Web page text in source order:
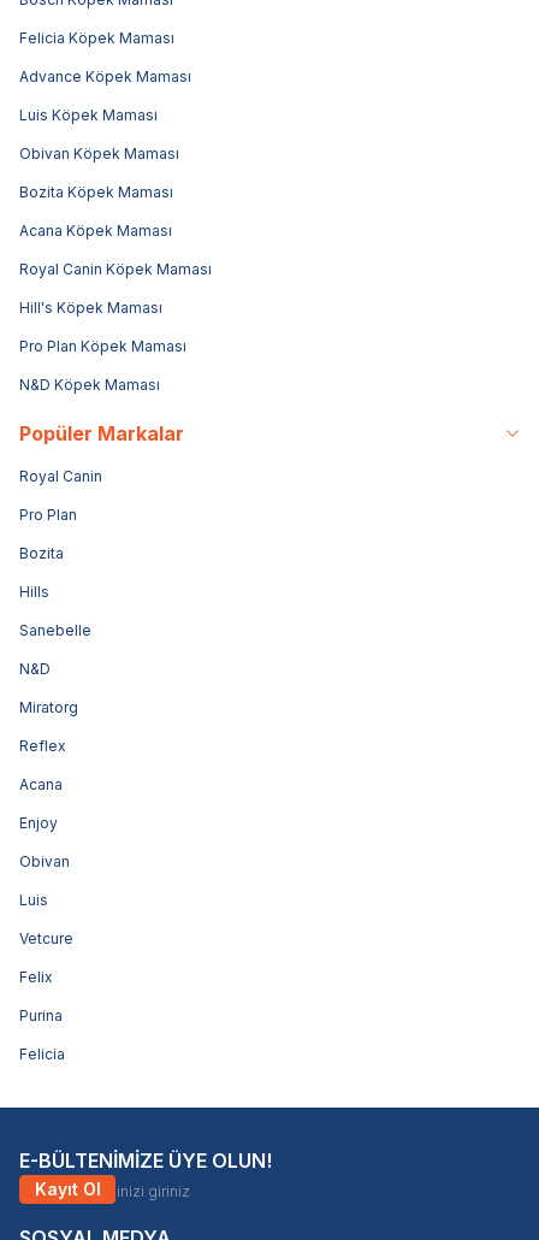
Felicia Köpek Maması
Advance Köpek Maması
Luis Köpek Maması
Obivan Köpek Maması
Bozita Köpek Maması
Acana Köpek Maması
Royal Canin Köpek Maması
Hill's Köpek Maması
Pro Plan Köpek Maması
N&D Köpek Maması
Popüler Markalar
Royal Canin
Pro Plan
Bozita
Hills
Sanebelle
N&D
Miratorg
Reflex
Acana
Enjoy
Obivan
Luis
Vetcure
Felix
Purina
Felicia
E-BÜLTENİMİZE ÜYE OLUN!
Kayıt Ol